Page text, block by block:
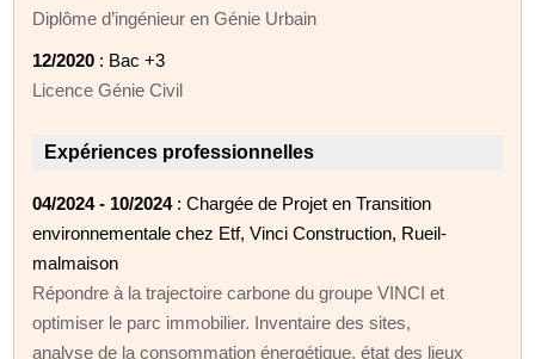
Diplôme d’ingénieur en Génie Urbain
12/2020 : Bac +3
Licence Génie Civil
Expériences professionnelles
04/2024 - 10/2024: Chargée de Projet en Transition
environnementale chez Etf, Vinci Construction, Rueil-
malmaison
Répondre à la trajectoire carbone du groupe VINCI et
optimiser le parc immobilier. Inventaire des sites,
analyse de la consommation énergétique, état des lieux